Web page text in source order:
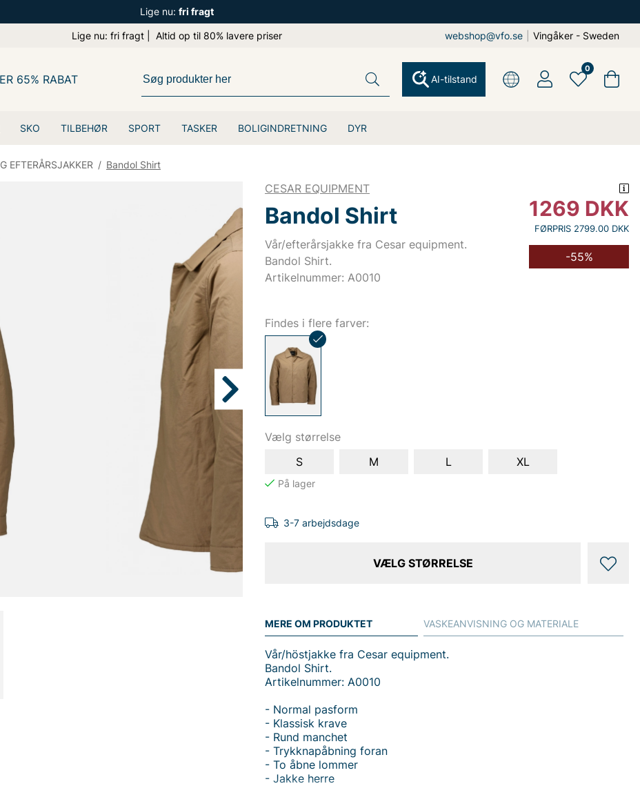
Lige nu: fri fragt
Lige nu: fri fragt | Altid op til 80% lavere priser webshop@vfo.se Vingåker - Sweden
SKO TILBEHØR SPORT TASKER BOLIGINDRETNING DYR
65% RABAT AI-tilstand
0
EFTERÅRSJAKKER / Bandol Shirt
CESAR EQUIPMENT
Bandol Shirt
Vår/efterårsjakke fra Cesar equipment.
Bandol Shirt.
Artikelnummer: A0010
1269 DKK
FØRPRIS 2799.00 DKK
-55%
Findes i flere farver:
Vælg størrelse
S
M L XL
3-7 arbejdsdage
VÆLG STØRRELSE
MERE OM PRODUKTET
Vår/höstjakke fra Cesar equipment.
Bandol Shirt.
Artikelnummer: A0010
- Normal pasform
- Klassisk krave
- Rund manchet
- Trykknapåbning foran
- To åbne lommer
- Jakke herre
VASKEANVISNING OG MATERIALE